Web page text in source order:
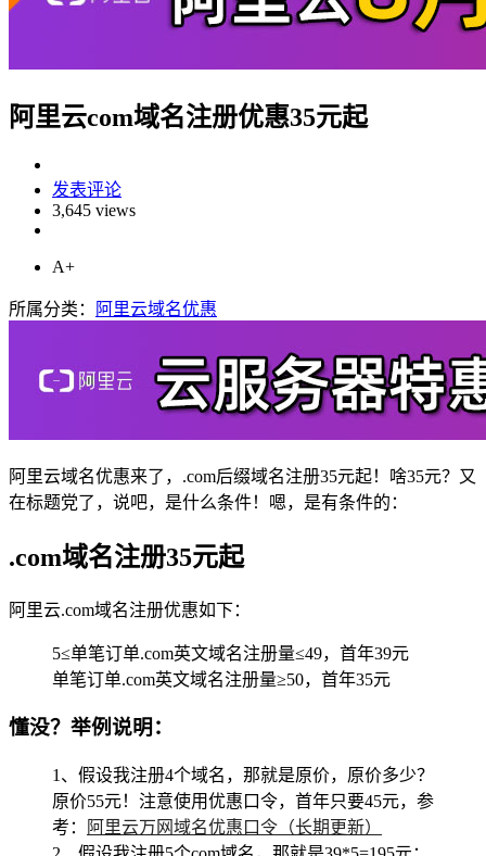
阿里云com域名注册优惠35元起
发表评论
3,645 views
A+
所属分类： 阿里云域名优惠
阿里云域名优惠来了，.com后缀域名注册35元起！啥35元？又
在标题党了，说吧，是什么条件！嗯，是有条件的：
.com域名注册35元起
阿里云.com域名注册优惠如下：
5≤单笔订单.com英文域名注册量≤49，首年39元
单笔订单.com英文域名注册量≥50，首年35元
懂没？举例说明：
1、假设我注册4个域名，那就是原价，原价多少？
原价55元！注意使用优惠口令，首年只要45元，参
考：
阿里云万网域名优惠口令（长期更新）